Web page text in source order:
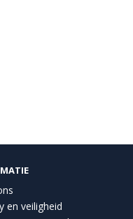
en veiligheid